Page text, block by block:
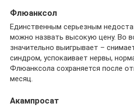
Флюанксол
Единственным серьезным
можно назвать высокую цену. Во
значительно выигрывает –
синдром, успокаивает нервы,
Флюанксола сохраняется после
месяц.
Акампросат